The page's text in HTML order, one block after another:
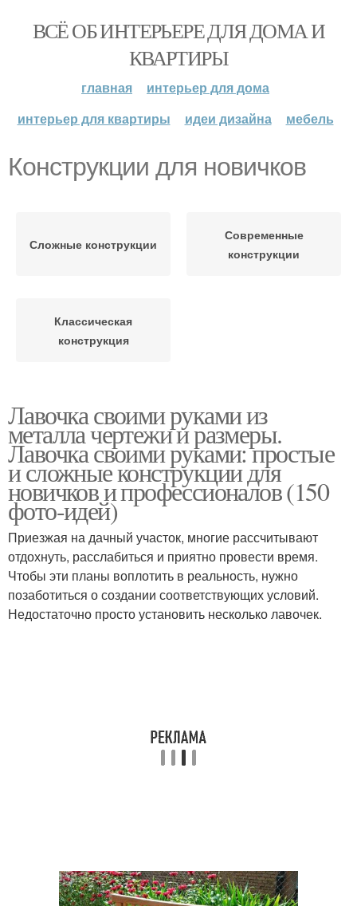
ВСЁ ОБ ИНТЕРЬЕРЕ ДЛЯ ДОМА И
КВАРТИРЫ
главная
интерьер для дома
интерьер для квартиры
идеи дизайна мебель
Конструкции для новичков
Сложные конструкции
Современные
конструкции
Классическая
конструкция
Лавочка своими руками из
металла чертежи и размеры.
Лавочка своими руками: простые
и сложные конструкции для
новичков и профессионалов (150
фото-идей)
Приезжая на дачный участок, многие рассчитывают
отдохнуть, расслабиться и приятно провести время.
Чтобы эти планы воплотить в реальность, нужно
позаботиться о создании соответствующих условий.
Недостаточно просто установить несколько лавочек.